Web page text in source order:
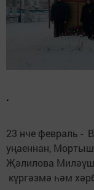
.
23 нче февраль -
уңаеннан,
Җәлилова
күргәзмә һәм